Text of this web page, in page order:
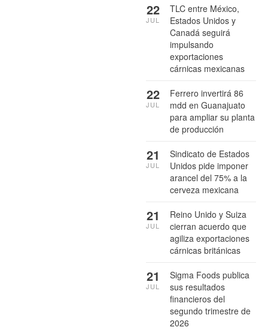
TLC entre México,
Estados Unidos y
Canadá seguirá
impulsando
exportaciones
cárnicas mexicanas
22
JUL
Ferrero invertirá 86
mdd en Guanajuato
para ampliar su planta
de producción
22
JUL
Sindicato de Estados
Unidos pide imponer
arancel del 75% a la
cerveza mexicana
21
JUL
Reino Unido y Suiza
cierran acuerdo que
agiliza exportaciones
cárnicas británicas
21
JUL
Sigma Foods publica
sus resultados
financieros del
segundo trimestre de
2026
21
JUL